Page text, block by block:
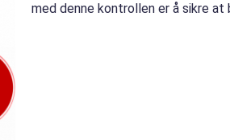
med denne kontrollen er å sikre at